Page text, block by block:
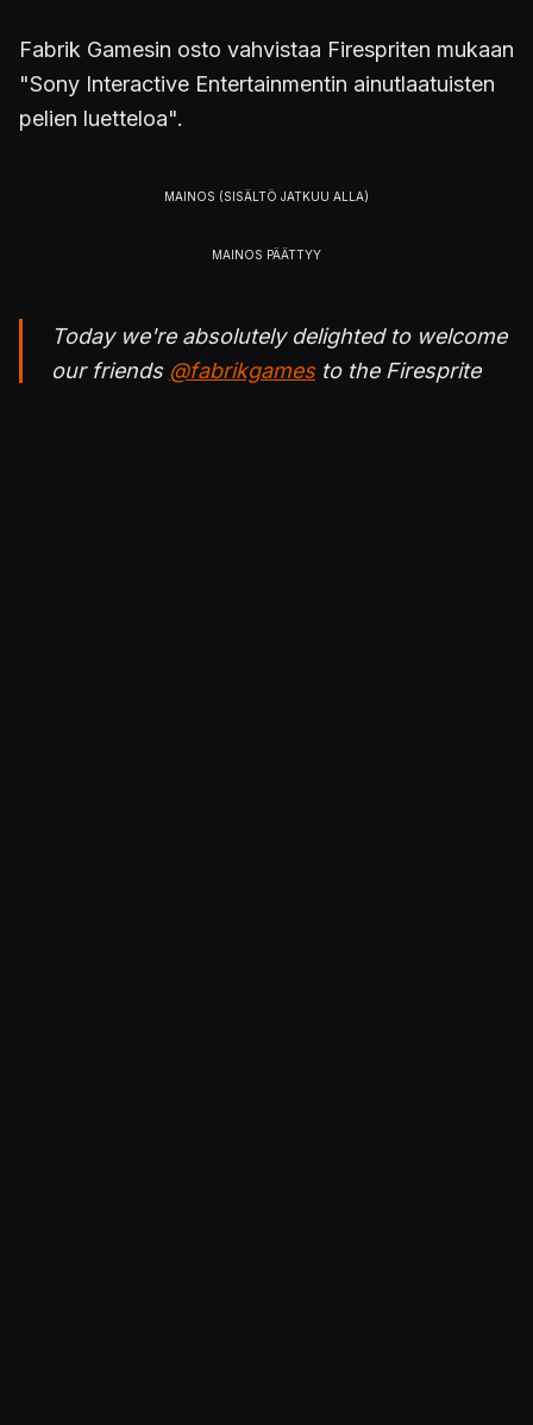
Fabrik Gamesin osto vahvistaa Firespriten mukaan
"Sony Interactive Entertainmentin ainutlaatuisten
pelien luetteloa".
Today we're absolutely delighted to welcome
our friends @fabrikgamesto the Firesprite